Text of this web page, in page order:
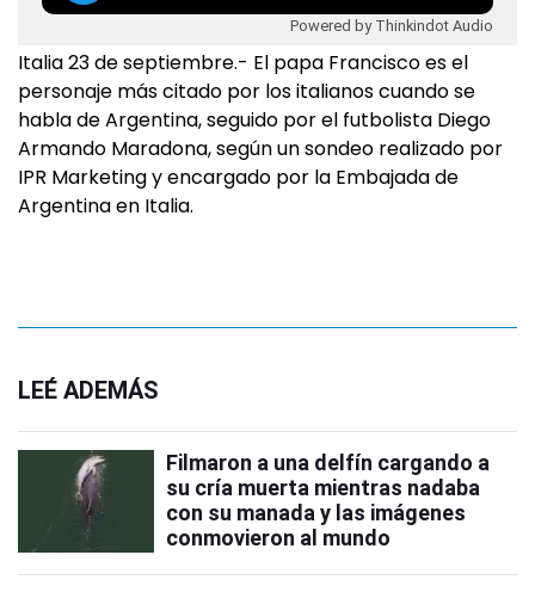
Powered by Thinkindot Audio
Italia 23 de septiembre.- El papa Francisco es el
personaje más citado por los italianos cuando se
habla de Argentina, seguido por el futbolista Diego
Armando Maradona, según un sondeo realizado por
IPR Marketing y encargado por la Embajada de
Argentina en Italia.
LEÉ ADEMÁS
Filmaron a una delfín cargando a
su cría muerta mientras nadaba
con su manada y las imágenes
conmovieron al mundo